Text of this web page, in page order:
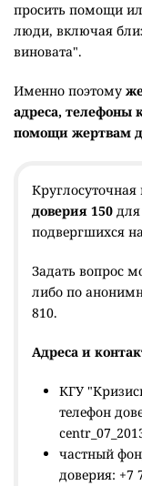
просить помощи
люди, включая
виновата".
Именно поэтому
адреса, телефоны
помощи жертвам
доверия 150
подвергшихся
Задать вопрос
либо по
810.
Адреса и
КГУ
телефон
частный
доверия: +7